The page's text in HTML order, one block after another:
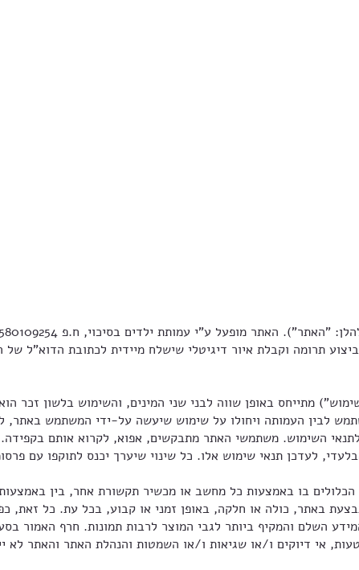
תרומה וקבלת איור דיגיטלי שישלח מיידית לכתובת הדוא"ל
לעדכן תנאי שימוש אלו. כל שינוי שיערך יכנס לתוקפו עם
אי דיוקים ו/או שגיאות ו/או השמטות והנהלת האתר והאתר לא